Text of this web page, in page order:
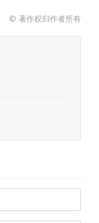
© 著作权归作者所有